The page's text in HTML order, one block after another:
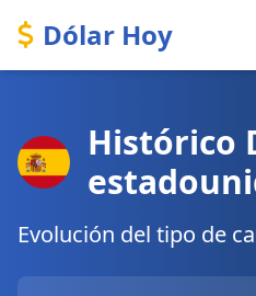
Dólar Hoy
Histórico
Evolución del tipo de